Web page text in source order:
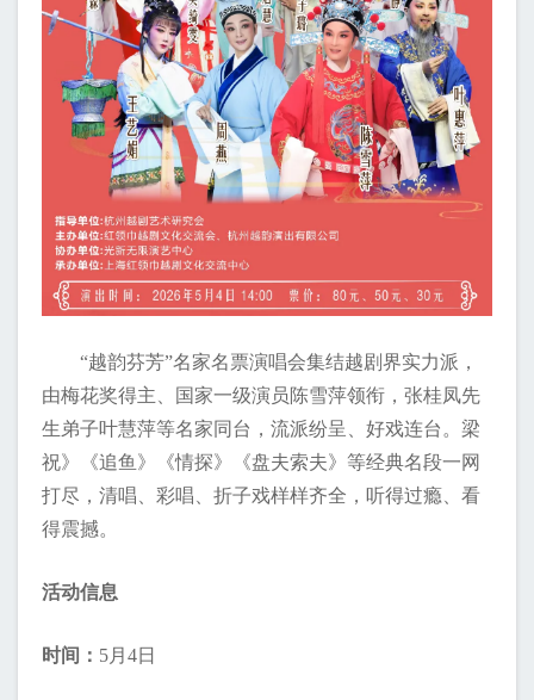
“越韵芬芳”名家名票演唱会集结越剧界实力派，
由梅花奖得主、国家一级演员陈雪萍领衔，张桂凤先
生弟子叶慧萍等名家同台，流派纷呈、好戏连台。梁
祝》《追鱼》《情探》《盘夫索夫》等经典名段一网
打尽，清唱、彩唱、折子戏样样齐全，听得过瘾、看
得震撼。
活动信息
时间： 5月4日